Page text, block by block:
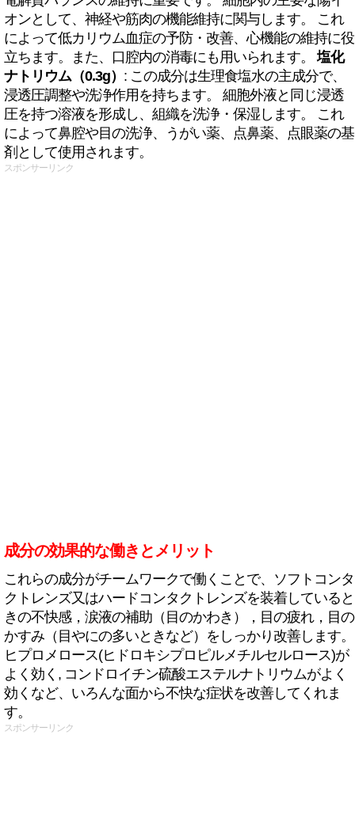
オンとして、神経や筋肉の機能維持に関与します。 これ
によって低カリウム血症の予防・改善、心機能の維持に役
立ちます。また、口腔内の消毒にも用いられます。塩化
ナトリウム（0.3g） : この成分は生理食塩水の主成分で、
浸透圧調整や洗浄作用を持ちます。 細胞外液と同じ浸透
圧を持つ溶液を形成し、組織を洗浄・保湿します。 これ
によって鼻腔や目の洗浄、うがい薬、点鼻薬、点眼薬の基
剤として使用されます。
スポンサーリンク
成分の効果的な働きとメリット
これらの成分がチームワークで働くことで、ソフトコンタ
クトレンズ又はハードコンタクトレンズを装着していると
きの不快感，涙液の補助（目のかわき），目の疲れ，目の
かすみ（目やにの多いときなど）をしっかり改善します。
ヒプロメロース(ヒドロキシプロピルメチルセルロース)が
よく効く, コンドロイチン硫酸エステルナトリウムがよく
効くなど、いろんな面から不快な症状を改善してくれま
す。
スポンサーリンク